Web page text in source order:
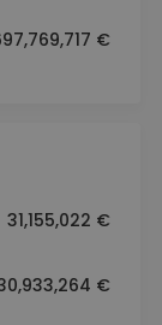
€
31,155,022 €
€